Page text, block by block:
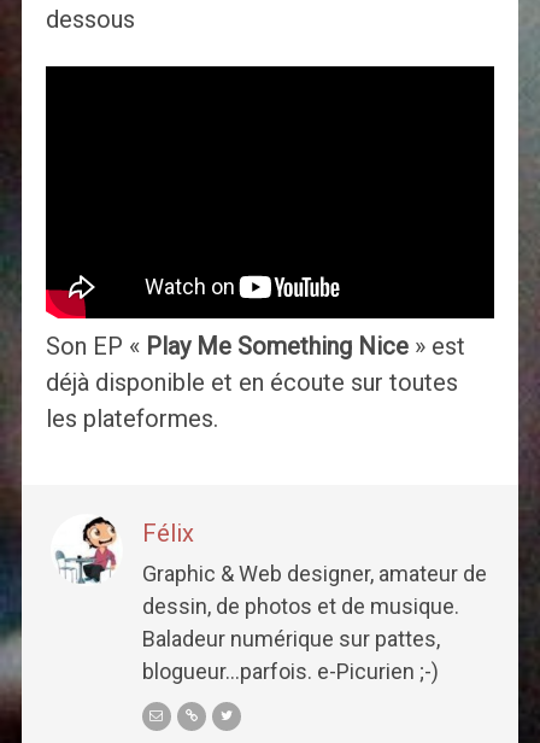
dessous
Son EP « Play Me Something Nice» est
déjà disponible et en écoute sur toutes
les plateformes.
Félix
Graphic & Web designer, amateur de
dessin, de photos et de musique.
Baladeur numérique sur pattes,
blogueur...parfois. e-Picurien ;-)